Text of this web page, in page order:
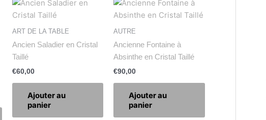
ART DE LA TABLE
Ancien Saladier en Cristal
Taillé
€60,00
Ajouter au
panier
AUTRE
Ancienne Fontaine à
Absinthe en Cristal Taillé
€90,00
Ajouter au
panier